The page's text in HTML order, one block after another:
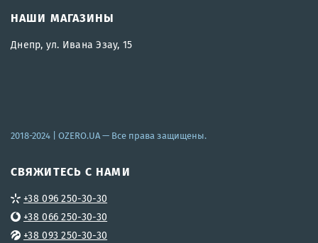
НАШИ МАГАЗИНЫ
Днепр, ул. Ивана Эзау, 15
2018-2024 | OZERO.UA— Все права защищены.
СВЯЖИТЕСЬ С НАМИ
+38 096 250-30-30
+38 066 250-30-30
+38 093 250-30-30